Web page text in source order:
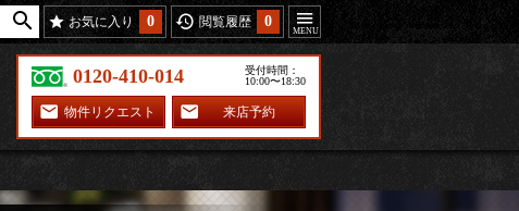
お気に入り 0 閲覧履歴 0
0120-410-014
受付時間：
10:00〜18:30
物件リクエスト 来店予約